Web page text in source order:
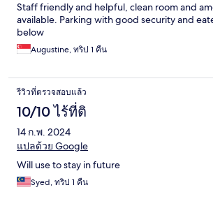
Staff friendly and helpful, clean room and
available. Parking with good security and
below
Augustine, ทริป 1 คืน
รีวิวที่ตรวจสอบแล้ว
10/10 ไร้ที่ติ
14 ก.พ. 2024
แปลด้วย Google
Will use to stay in future
Syed, ทริป 1 คืน